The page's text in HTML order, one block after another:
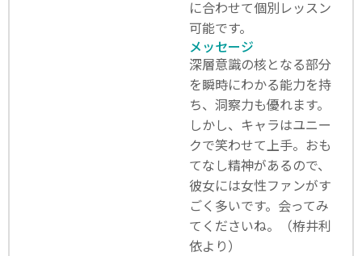
に合わせて個別レッスン
可能です。
メッセージ
深層意識の核となる部分
を瞬時にわかる能力を持
ち、洞察力も優れます。
しかし、キャラはユニー
クで笑わせて上手。おも
てなし精神があるので、
彼女には女性ファンがす
ごく多いです。会ってみ
てくださいね。（栫井利
依より）